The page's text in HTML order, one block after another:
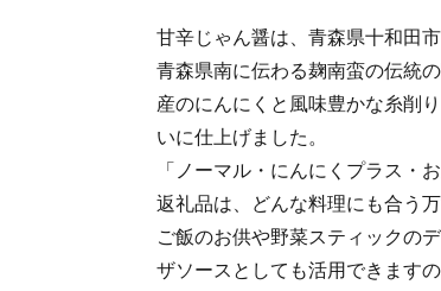
甘辛じゃん醤は、青森県十和田
青森県南に伝わる麹南蛮の伝統
産のにんにくと風味豊かな糸削
いに仕上げました。
「ノーマル・にんにくプラス・
返礼品は、どんな料理にも合う万
ご飯のお供や野菜スティックの
ザソースとしても活用できます